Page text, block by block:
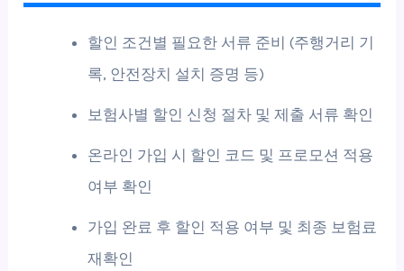
할인 조건별 필요한 서류 준비 (주행거리 기
록, 안전장치 설치 증명 등)
보험사별 할인 신청 절차 및 제출 서류 확인
온라인 가입 시 할인 코드 및 프로모션 적용
여부 확인
가입 완료 후 할인 적용 여부 및 최종 보험료
재확인